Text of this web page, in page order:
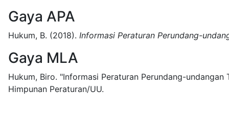
Gaya APA
Hukum, B. (2018). Informasi Peraturan Perundang-
Gaya MLA
Hukum, Biro. "Informasi Peraturan Perundang-undangan
Himpunan Peraturan/UU.